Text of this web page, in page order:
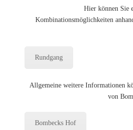
Hier können Sie
Kombinationsmöglichkeiten
Rundgang
Allgemeine weitere Informationen
von
Bombecks Hof